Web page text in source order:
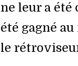
ne leur a été
été gagné
le